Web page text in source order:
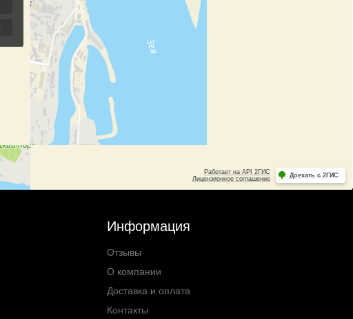
Информация
Отзывы
О компании
Доставка и оплата
Контакты